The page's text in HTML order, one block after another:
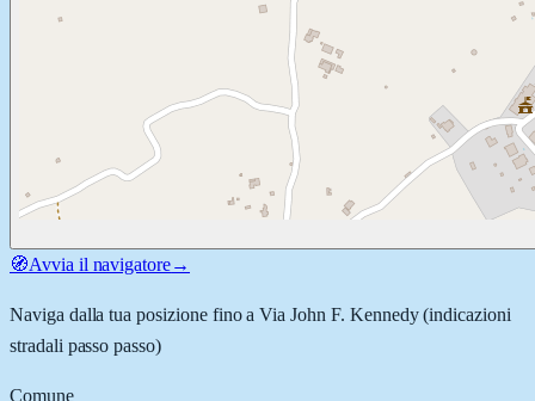
🧭Avvia il navigatore→
Naviga dalla tua posizione fino aVia John F. Kennedy(indicazioni
stradali passo passo)
Comune